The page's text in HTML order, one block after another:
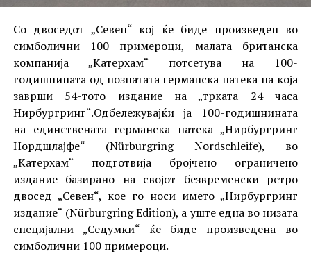
Со двоседот „Севен“ кој ќе биде произведен во
симболични 100 примероци, малата британска
компанија „Катерхам“ потсетува на 100-
годишнината од познатата германска патека на која
заврши 54-тото издание на „трката 24 часа
Нирбургринг“.Одбележувајќи ја 100-годишнината
на единствената германска патека „Нирбургринг
Нордшлајфе“ (Nürburgring Nordschleife), во
„Катерхам“ подготвија бројчено ограничено
издание базирано на својот безвременски ретро
двосед „Севен“, кое го носи името „Нирбургринг
издание“ (Nürburgring Edition), а уште една во низата
специјални „Седумки“ ќе биде произведена во
симболични 100 примероци.